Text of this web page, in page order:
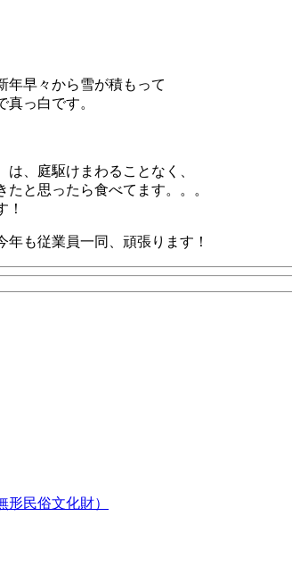
年早々から雪が積もって
っ白です。
、庭駆けまわることなく、
と思ったら食べてます。。。
！
も従業員一同、頑張ります！
民俗文化財）